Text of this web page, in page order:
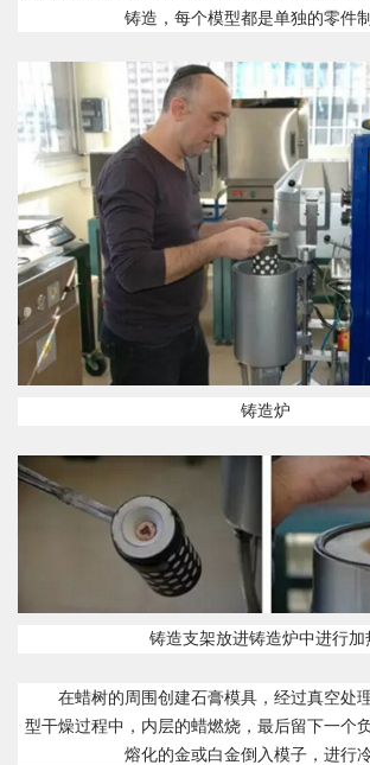
铸造，每个模型都是单独的零件制
铸造炉
铸造支架放进铸造炉中进行加
在蜡树的周围创建石膏模具，经过真空处
型干燥过程中，内层的蜡燃烧，最后留下一个
熔化的金或白金倒入模子，进行冷